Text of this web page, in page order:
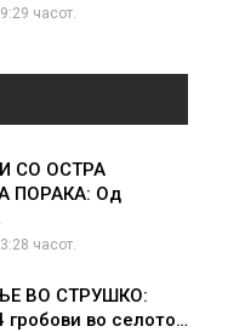
часот.
СО ОСТРА
ПОРАКА: Од
часот.
ВО СТРУШКО:
гробови во селото…